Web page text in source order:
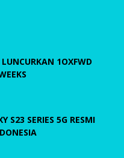
1OXFWD
S23 SERIES 5G RESMI